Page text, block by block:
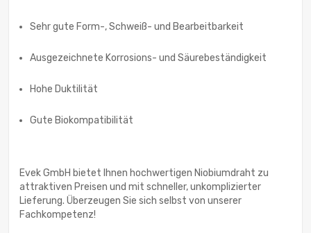
Sehr gute Form-, Schweiß- und Bearbeitbarkeit
Ausgezeichnete Korrosions- und Säurebeständigkeit
Hohe Duktilität
Gute Biokompatibilität
Evek GmbH bietet Ihnen hochwertigen Niobiumdraht zu
attraktiven Preisen und mit schneller, unkomplizierter
Lieferung. Überzeugen Sie sich selbst von unserer
Fachkompetenz!